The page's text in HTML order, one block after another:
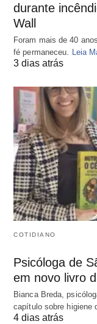
durante
Wall
Foram mais de 40
fé permaneceu. Leia
3 dias atrás
COTIDIANO
Psicóloga de
em novo livro
Bianca Breda,
capítulo sobre higiene
4 dias atrás